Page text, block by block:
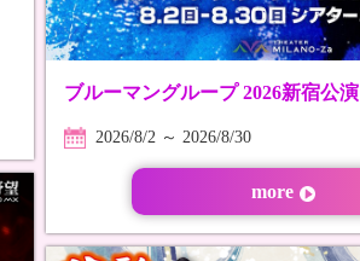
ブルーマングループ 2026新宿公演
2026/8/2 ～ 2026/8/30
more